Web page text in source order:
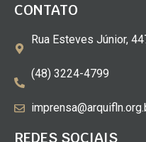
CONTATO
Rua Esteves Júnior,
(48) 3224-4799
REDES SOCIAIS